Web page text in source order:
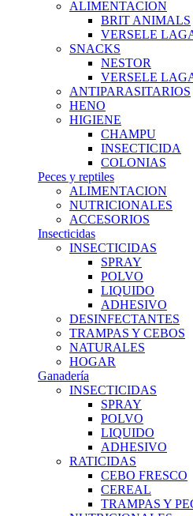
ALIMENTACION
BRIT ANIMALS
VERSELE
SNACKS
NESTOR
VERSELE
ANTIPARASITARIOS
HENO
HIGIENE
CHAMPU
INSECTICIDA
COLONIAS
Peces y reptiles
ALIMENTACION
NUTRICIONALES
ACCESORIOS
Insecticidas
INSECTICIDAS
SPRAY
POLVO
LIQUIDO
ADHESIVO
DESINFECTANTES
TRAMPAS Y CEBOS
NATURALES
HOGAR
Ganadería
INSECTICIDAS
SPRAY
POLVO
LIQUIDO
ADHESIVO
RATICIDAS
CEBO FRESCO
CEREAL
TRAMPAS Y